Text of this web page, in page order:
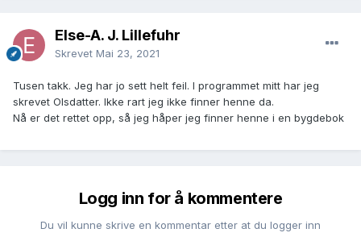
Else-A. J. Lillefuhr
Skrevet Mai 23, 2021
Tusen takk. Jeg har jo sett helt feil. I programmet mitt har jeg
skrevet Olsdatter. Ikke rart jeg ikke finner henne da.
Nå er det rettet opp, så jeg håper jeg finner henne i en bygdebok
Logg inn for å kommentere
Du vil kunne skrive en kommentar etter at du logger inn